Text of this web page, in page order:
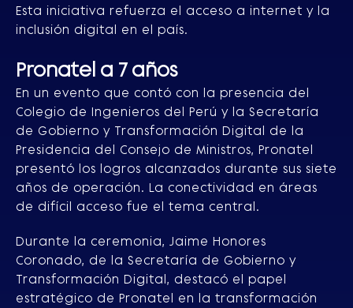
Esta iniciativa refuerza el acceso a internet y la
inclusión digital en el país.
Pronatel a 7 años
En un evento que contó con la presencia del
Colegio de Ingenieros del Perú y la Secretaría
de Gobierno y Transformación Digital de la
Presidencia del Consejo de Ministros, Pronatel
presentó los logros alcanzados durante sus siete
años de operación. La conectividad en áreas
de difícil acceso fue el tema central.
Durante la ceremonia, Jaime Honores
Coronado, de la Secretaría de Gobierno y
Transformación Digital, destacó el papel
estratégico de Pronatel en la transformación